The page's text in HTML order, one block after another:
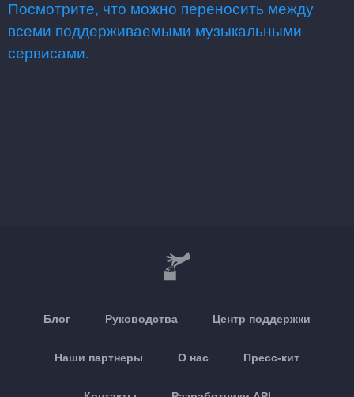
Посмотрите, что можно переносить между
всеми поддерживаемыми музыкальными
сервисами.
Блог Руководства Центр поддержки
Наши партнеры О нас Пресс-кит